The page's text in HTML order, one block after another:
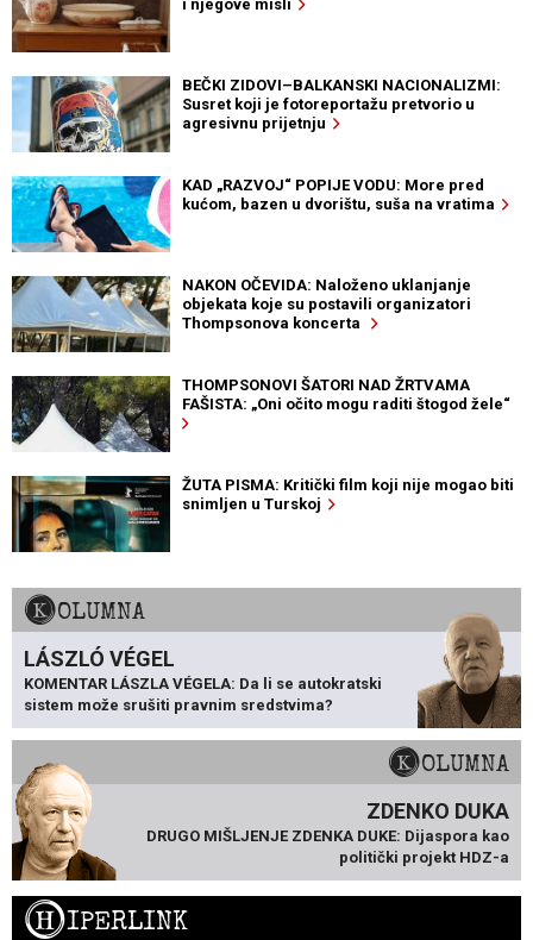
i njegove misli
BEČKI ZIDOVI–BALKANSKI NACIONALIZMI:
Susret koji je fotoreportažu pretvorio u
agresivnu prijetnju
KAD „RAZVOJ“ POPIJE VODU: More pred
kućom, bazen u dvorištu, suša na vratima
NAKON OČEVIDA: Naloženo uklanjanje
objekata koje su postavili organizatori
Thompsonova koncerta
THOMPSONOVI ŠATORI NAD ŽRTVAMA
FAŠISTA: „Oni očito mogu raditi štogod žele“
ŽUTA PISMA: Kritički film koji nije mogao biti
snimljen u Turskoj
KOLUMNA
LÁSZLÓ VÉGEL
KOMENTAR LÁSZLA VÉGELA: Da li se autokratski
sistem može srušiti pravnim sredstvima?
KOLUMNA
ZDENKO DUKA
DRUGO MIŠLJENJE ZDENKA DUKE: Dijaspora kao
politički projekt HDZ-a
HIPERLINK